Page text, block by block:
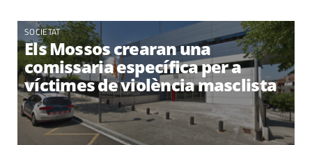
SOCIETAT
Els Mossos crearan una
comissaria específica per a
víctimes de violència masclista